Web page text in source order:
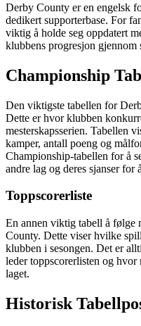
Derby County er en engelsk
dedikert supporterbase. For
viktig å holde seg oppdatert
klubbens progresjon gjennom
Championship
Den viktigste tabellen for
Dette er hvor klubben
mesterskapsserien. Tabellen
kamper, antall poeng og
Championship-tabellen for å
andre lag og deres sjanser
Toppscorerliste
En annen viktig tabell å følge
County. Dette viser hvilke
klubben i sesongen. Det er
leder toppscorerlisten og
laget.
Historisk